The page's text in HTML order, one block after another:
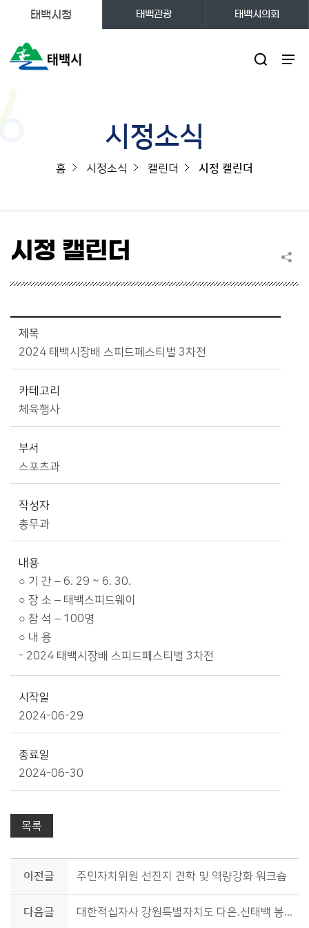
태백시청 태백관광 태백시의회
시정소식
홈 시정소식 캘린더 시정 캘린더
시정 캘린더
제목
2024 태백시장배 스피드페스티벌 3차전
카테고리
체육행사
부서
스포츠과
작성자
총무과
내용
○ 기 간 – 6. 29 ~ 6. 30.
○ 장 소 – 태백스피드웨이
○ 참 석 – 100명
○ 내 용
- 2024 태백시장배 스피드페스티벌 3차전
시작일
2024-06-29
종료일
2024-06-30
목록
이전글 주민자치위원 선진지 견학 및 역량강화 워크숍
다음글 대한적십자사 강원특별자치도 다온.신태백 봉사회 결성식